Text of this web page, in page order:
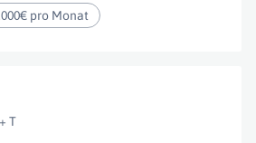
pro Monat
T